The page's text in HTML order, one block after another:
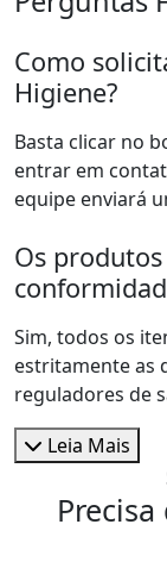
Como
Higiene?
Basta clicar no
entrar em
equipe enviará
Os
Sim, todos os
estritamente as
reguladores de
Leia Mais